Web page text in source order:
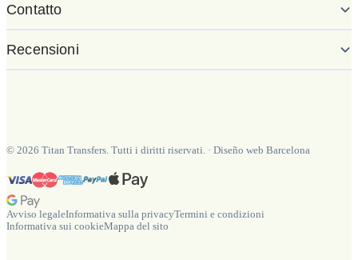
Contatto
Recensioni
© 2026 Titan Transfers. Tutti i diritti riservati. · Diseño web Barcelona
Avviso legaleInformativa sulla privacyTermini e condizioni
Informativa sui cookieMappa del sito